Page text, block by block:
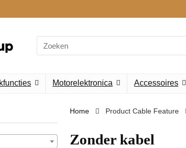
Search
for:
Motorelektronica Accessoires
Home Product Cable Feature
‎Zonder kabel